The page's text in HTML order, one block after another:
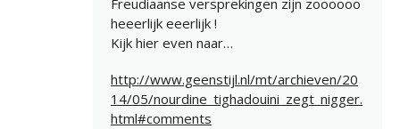
heeerlijk eeerlijk !
Kijk hier even naar…
http://www.geenstijl.nl/mt/archieven/20
14/05/nourdine_tighadouini_zegt_nigger.
html#comments